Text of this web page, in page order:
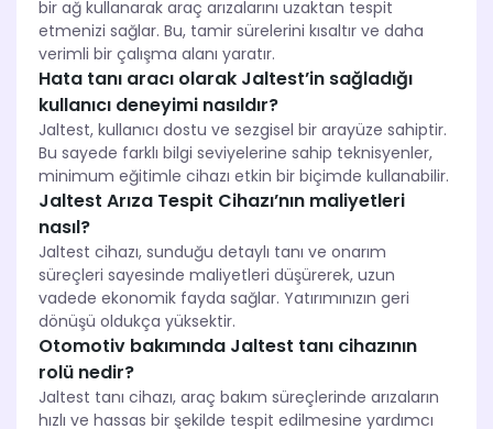
bir ağ kullanarak araç arızalarını uzaktan tespit
etmenizi sağlar. Bu, tamir sürelerini kısaltır ve daha
verimli bir çalışma alanı yaratır.
Hata tanı aracı olarak Jaltest’in sağladığı
kullanıcı deneyimi nasıldır?
Jaltest, kullanıcı dostu ve sezgisel bir arayüze sahiptir.
Bu sayede farklı bilgi seviyelerine sahip teknisyenler,
minimum eğitimle cihazı etkin bir biçimde kullanabilir.
Jaltest Arıza Tespit Cihazı’nın maliyetleri
nasıl?
Jaltest cihazı, sunduğu detaylı tanı ve onarım
süreçleri sayesinde maliyetleri düşürerek, uzun
vadede ekonomik fayda sağlar. Yatırımınızın geri
dönüşü oldukça yüksektir.
Otomotiv bakımında Jaltest tanı cihazının
rolü nedir?
Jaltest tanı cihazı, araç bakım süreçlerinde arızaların
hızlı ve hassas bir şekilde tespit edilmesine yardımcı